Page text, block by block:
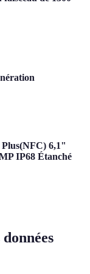
6,1"
IP68 Étanché